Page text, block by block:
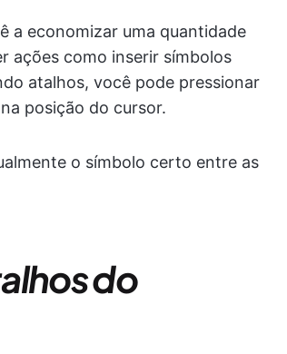
a economizar uma quantidade
ações como inserir símbolos
atalhos, você pode pressionar
posição do cursor.
o símbolo certo entre as
do